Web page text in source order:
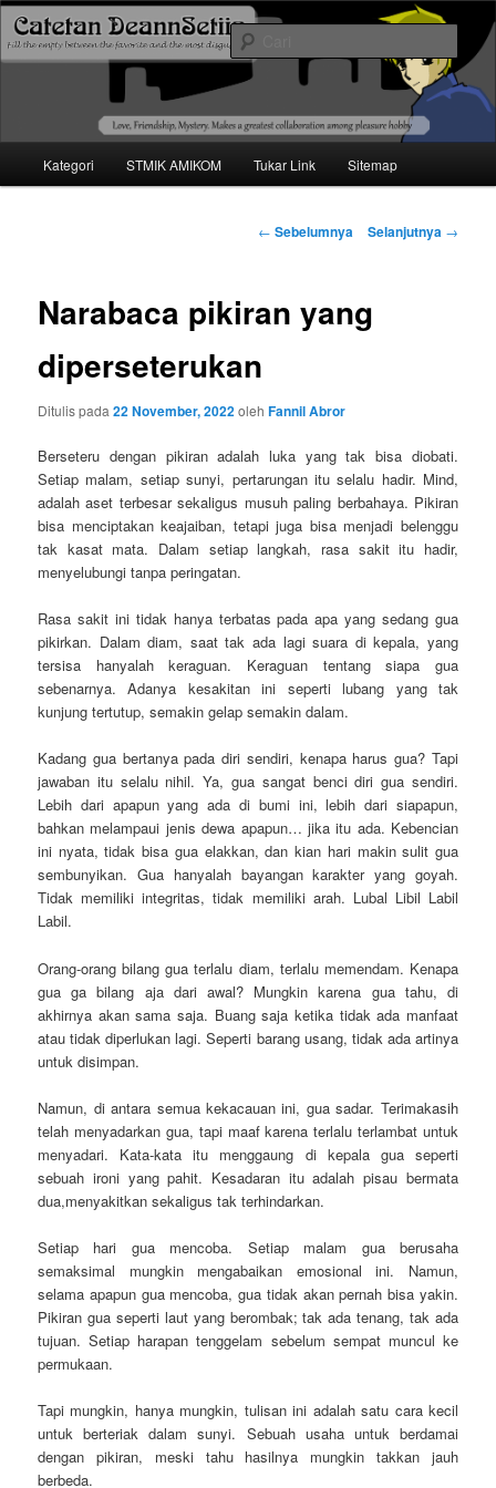
Catetan DS
Mari bermimpi dan ciptakan kehendak
Langsung
utama
Kategori STMIK AMIKOM Tukar Link Sitemap
Navigasi
← Sebelumnya Selanjutnya →
Narabaca pikiran yang
diperseterukan
Ditulis pada22 November, 2022olehFannil Abror
Berseteru dengan pikiran adalah luka yang tak bisa diobati.
Setiap malam, setiap sunyi, pertarungan itu selalu hadir. Mind,
adalah aset terbesar sekaligus musuh paling berbahaya. Pikiran
bisa menciptakan keajaiban, tetapi juga bisa menjadi belenggu
tak kasat mata. Dalam setiap langkah, rasa sakit itu hadir,
menyelubungi tanpa peringatan.
Rasa sakit ini tidak hanya terbatas pada apa yang sedang gua
pikirkan. Dalam diam, saat tak ada lagi suara di kepala, yang
tersisa hanyalah keraguan. Keraguan tentang siapa gua
sebenarnya. Adanya kesakitan ini seperti lubang yang tak
kunjung tertutup, semakin gelap semakin dalam.
Kadang gua bertanya pada diri sendiri, kenapa harus gua? Tapi
jawaban itu selalu nihil. Ya, gua sangat benci diri gua sendiri.
Lebih dari apapun yang ada di bumi ini, lebih dari siapapun,
bahkan melampaui jenis dewa apapun… jika itu ada. Kebencian
ini nyata, tidak bisa gua elakkan, dan kian hari makin sulit gua
sembunyikan. Gua hanyalah bayangan karakter yang goyah.
Tidak memiliki integritas, tidak memiliki arah. Lubal Libil Labil
Labil.
Orang-orang bilang gua terlalu diam, terlalu memendam. Kenapa
gua ga bilang aja dari awal? Mungkin karena gua tahu, di
akhirnya akan sama saja. Buang saja ketika tidak ada manfaat
atau tidak diperlukan lagi. Seperti barang usang, tidak ada artinya
untuk disimpan.
Namun, di antara semua kekacauan ini, gua sadar. Terimakasih
telah menyadarkan gua, tapi maaf karena terlalu terlambat untuk
menyadari. Kata-kata itu menggaung di kepala gua seperti
sebuah ironi yang pahit. Kesadaran itu adalah pisau bermata
dua,menyakitkan sekaligus tak terhindarkan.
Setiap hari gua mencoba. Setiap malam gua berusaha
semaksimal mungkin mengabaikan emosional ini. Namun,
selama apapun gua mencoba, gua tidak akan pernah bisa yakin.
Pikiran gua seperti laut yang berombak; tak ada tenang, tak ada
tujuan. Setiap harapan tenggelam sebelum sempat muncul ke
permukaan.
Tapi mungkin, hanya mungkin, tulisan ini adalah satu cara kecil
untuk berteriak dalam sunyi. Sebuah usaha untuk berdamai
dengan pikiran, meski tahu hasilnya mungkin takkan jauh
berbeda.